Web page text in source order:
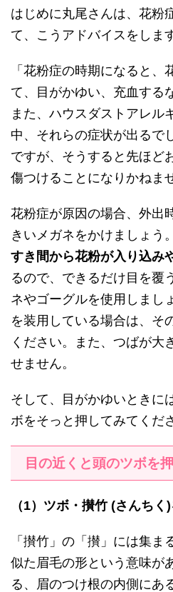
はじめに丸尾さんは、花粉
て、こうアドバイスをしま
「花粉症の時期になると、
て、目がかゆい、充血する
また、ハウスダストアレル
中、それらの症状が出るで
ですが、そうすると先ほど
傷つけることになりかねま
花粉症が原因の場合、外出
きいメガネをかけましょう
すき間から花粉が入り込み
るので、できるだけ目を覆
ネやゴーグルを使用しまし
を装用している場合は、そ
ください。また、つばが大
せません。
そして、目がかゆいときに
ボをそっと押してみてくだ
目の近くと頭のツボを
（1）ツボ・攅竹 (さんちく
「攅竹」の「攅」には集
似た眉毛の形という意味が
る、眉のつけ根の内側にあ